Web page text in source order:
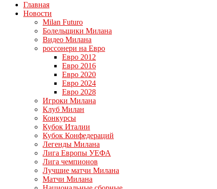
Главная
Новости
Milan Futuro
Болельщики Милана
Видео Милана
россонери на Евро
Евро 2012
Евро 2016
Евро 2020
Евро 2024
Евро 2028
Игроки Милана
Клуб Милан
Конкурсы
Кубок Италии
Кубок Конфедераций
Легенды Милана
Лига Европы УЕФА
Лига чемпионов
Лучшие матчи Милана
Матчи Милана